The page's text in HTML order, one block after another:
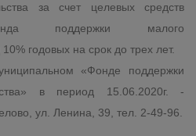
за счет целевых средств
поддержки малого
годовых на срок до трех лет.
«Фонде поддержки
в период 15.06.2020г. -
ул. Ленина, 39, тел. 2-49-96.